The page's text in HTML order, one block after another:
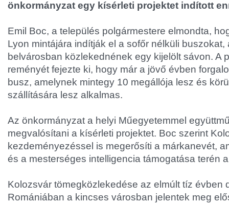
önkormányzat egy kísérleti projektet indított
Emil Boc, a település polgármestere elmondta,
Lyon mintájára indítják el a sofőr nélküli
belvárosban közlekednének egy kijelölt sávon. A
reményét fejezte ki, hogy már a jövő évben
busz, amelynek mintegy 10 megállója lesz és
szállítására lesz alkalmas.
Az önkormányzat a helyi Műegyetemmel
megvalósítani a kísérleti projektet. Boc szerint
kezdeményezéssel is megerősíti a márkanevét,
és a mesterséges intelligencia támogatása terén
Kolozsvár tömegközlekedése az elmúlt tíz évben
Romániában a kincses városban jelentek meg